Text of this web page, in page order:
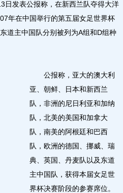
发表公报称，在新西兰队夺得大洋
年在中国举行的第五届女足世界杯
道主中国队分别被列为A组和D组种
公报称，亚大的澳大利
亚、朝鲜、日本和新西兰
队，非洲的尼日利亚和加纳
队，北美的美国和加拿大
队，南美的阿根廷和巴西
队，欧洲的德国、挪威、瑞
典、英国、丹麦队以及东道
主中国队，获得本届女足世
界杯决赛阶段的参赛席位。